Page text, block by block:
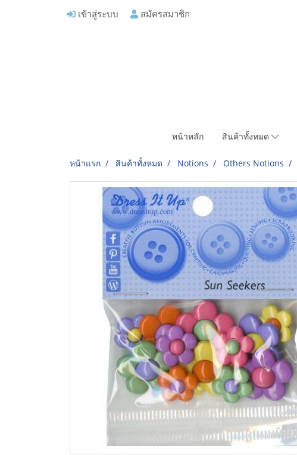
เข้าสู่ระบบ สมัครสมาชิก
หน้าหลัก สินค้าทั้งหมด
หน้าแรก สินค้าทั้งหมด Notions Others Notions